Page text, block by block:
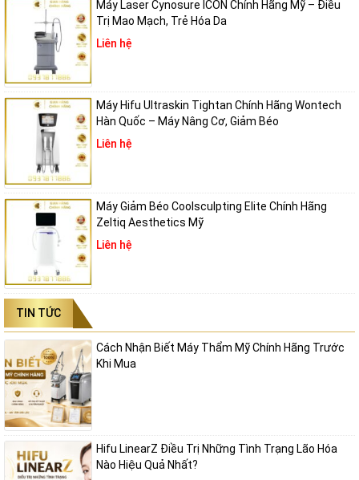
Máy Laser Cynosure ICON Chính Hãng Mỹ – Điều
Trị Mao Mạch, Trẻ Hóa Da
Liên hệ
Máy Hifu Ultraskin Tightan Chính Hãng Wontech
Hàn Quốc – Máy Nâng Cơ, Giảm Béo
Liên hệ
Máy Giảm Béo Coolsculpting Elite Chính Hãng
Zeltiq Aesthetics Mỹ
Liên hệ
TIN TỨC
Cách Nhận Biết Máy Thẩm Mỹ Chính Hãng Trước
Khi Mua
Hifu LinearZ Điều Trị Những Tình Trạng Lão Hóa
Nào Hiệu Quả Nhất?